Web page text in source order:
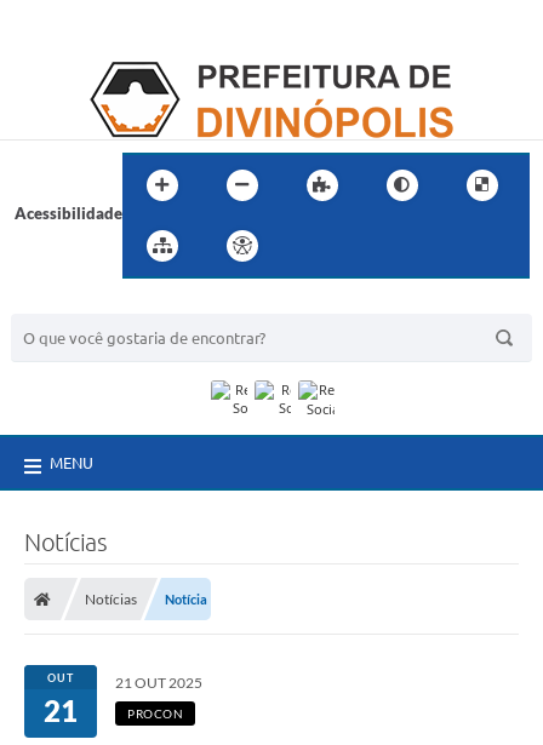
Acessibilidade
MENU
Notícias
Notícias Notícia
OUT
21
21 OUT 2025
PROCON